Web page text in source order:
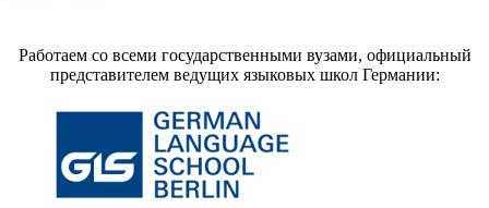
Работаем со всеми государственными вузами, официальный
представителем ведущих языковых школ Германии: